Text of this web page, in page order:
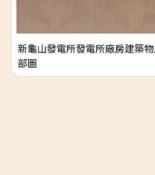
新龜山發電所發電所廠房建築
部圖